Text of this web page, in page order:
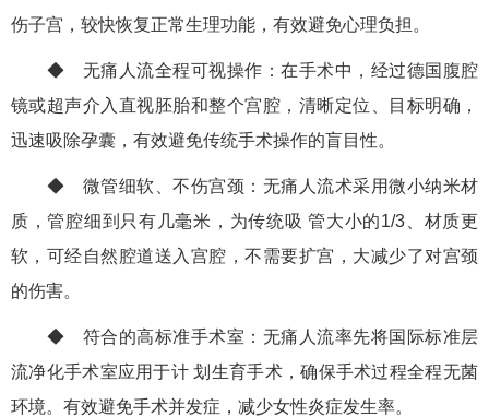
伤子宫，较快恢复正常生理功能，有效避免心理负担。
◆ 无痛人流全程可视操作：在手术中，经过德国腹腔
镜或超声介入直视胚胎和整个宫腔，清晰定位、目标明确，
迅速吸除孕囊，有效避免传统手术操作的盲目性。
◆ 微管细软、不伤宫颈：无痛人流术采用微小纳米材
质，管腔细到只有几毫米，为传统吸 管大小的1/3、材质更
软，可经自然腔道送入宫腔，不需要扩宫，大减少了对宫颈
的伤害。
◆ 符合的高标准手术室：无痛人流率先将国际标准层
流净化手术室应用于计 划生育手术，确保手术过程全程无菌
环境。有效避免手术并发症，减少女性炎症发生率。